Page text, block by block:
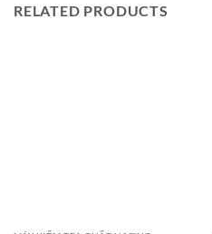
RELATED PRODUCTS